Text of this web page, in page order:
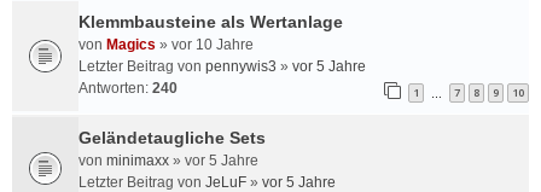
Klemmbausteine als Wertanlage
von Magics » vor 10 Jahre
Letzter Beitrag von pennywis3 » vor 5 Jahre
Antworten: 240 1 7 8 9 10
Geländetaugliche Sets
von minimaxx » vor 5 Jahre
Letzter Beitrag von JeLuF » vor 5 Jahre